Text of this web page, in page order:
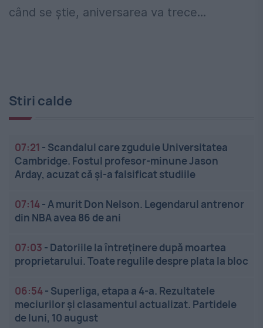
când se știe, aniversarea va trece...
Stiri calde
07:21 - Scandalul care zguduie Universitatea
Cambridge. Fostul profesor-minune Jason
Arday, acuzat că și-a falsificat studiile
07:14-A murit Don Nelson. Legendarul antrenor
din NBA avea 86 de ani
07:03 - Datoriile la întreținere după moartea
proprietarului. Toate regulile despre plata la bloc
06:54- Superliga, etapa a 4-a. Rezultatele
meciurilor și clasamentul actualizat. Partidele
de luni, 10 august